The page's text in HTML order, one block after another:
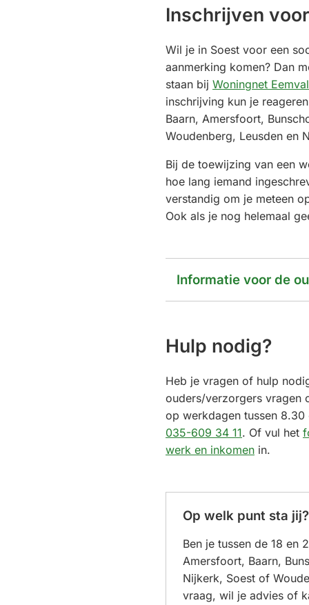
Inschrijven
Wil je in Soest voor een
aanmerking komen? Dan
staan bij Woningnet
inschrijving kun je
Baarn, Amersfoort,
Woudenberg, Leusden en
Bij de toewijzing van een
hoe lang iemand
verstandig om je meteen
Ook als je nog helemaal
Informatie voor de
Hulp nodig?
Heb je vragen of hulp
ouders/verzorgers vragen
op werkdagen tussen
035-609 34 11(Verwijst
naar
. Of vul het
werk en inkomen in.
Op welk punt sta jij?
Ben je tussen de 18 en
Amersfoort, Baarn,
Nijkerk, Soest of
vraag, wil je advies of